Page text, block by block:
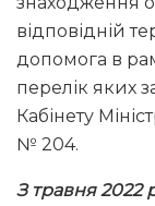
відповідній
допомога в
перелік яких
Кабінету
№ 204.
З травня 2022